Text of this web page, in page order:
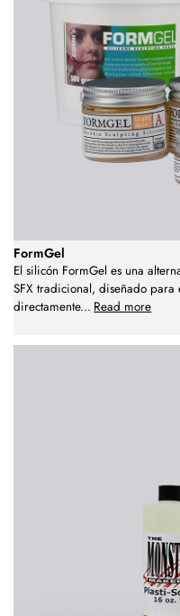
FormGel
El silicón FormGel es una
SFX tradicional, diseñado para
directamente... Read more